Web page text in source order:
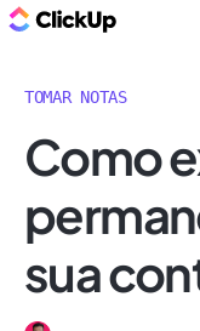
TOMAR NOTAS
Como
sua